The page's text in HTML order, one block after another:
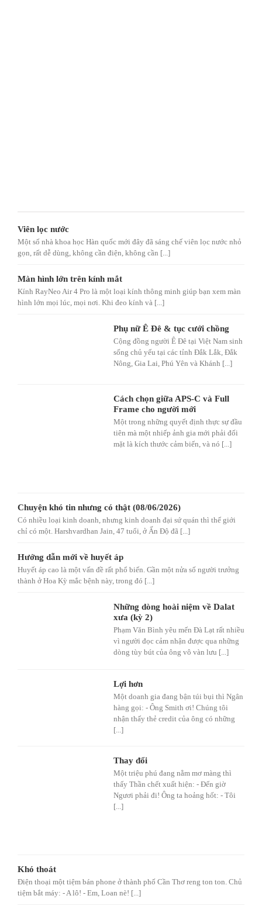
Viên lọc nước
Một số nhà khoa học Hàn quốc mới đây đã sáng chế viên lọc nước nhỏ
gọn, rất dễ dùng, không cần điện, không cần [...]
Màn hình lớn trên kính mắt
Kính RayNeo Air 4 Pro là một loại kính thông minh giúp bạn xem màn
hình lớn mọi lúc, mọi nơi. Khi đeo kính và [...]
Phụ nữ Ê Đê & tục cưới chồng
Cộng đồng người Ê Đê tại Việt Nam sinh
sống chủ yếu tại các tỉnh Đắk Lắk, Đắk
Nông, Gia Lai, Phú Yên và Khánh [...]
Cách chọn giữa APS-C và Full
Frame cho người mới
Một trong những quyết định thực sự đầu
tiên mà một nhiếp ảnh gia mới phải đối
mặt là kích thước cảm biến, và nó [...]
Chuyện khó tin nhưng có thật (08/06/2026)
Có nhiều loại kinh doanh, nhưng kinh doanh đại sứ quán thì thế giới
chỉ có một. Harshvardhan Jain, 47 tuổi, ở Ấn Độ đã [...]
Hướng dẫn mới về huyết áp
Huyết áp cao là một vấn đề rất phổ biến. Gần một nửa số người trưởng
thành ở Hoa Kỳ mắc bệnh này, trong đó [...]
Những dòng hoài niệm về Dalat
xưa (kỳ 2)
Phạm Văn Bình yêu mến Đà Lạt rất nhiều
vì người đọc cảm nhận được qua những
dòng tùy bút của ông vô vàn lưu [...]
Lợi hơn
Một doanh gia đang bận túi bụi thì Ngân
hàng gọi: - Ông Smith ơi! Chúng tôi
nhận thấy thẻ credit của ông có những
[...]
Thay đổi
Một triệu phú đang nằm mơ màng thì
thấy Thần chết xuất hiện: - Đến giờ
Ngươi phải đi! Ông ta hoảng hốt: - Tôi
[...]
Khó thoát
Điện thoại một tiệm bán phone ở thành phố Cần Thơ reng ton ton. Chủ
tiệm bắt máy: - A lô! - Em, Loan nè! [...]